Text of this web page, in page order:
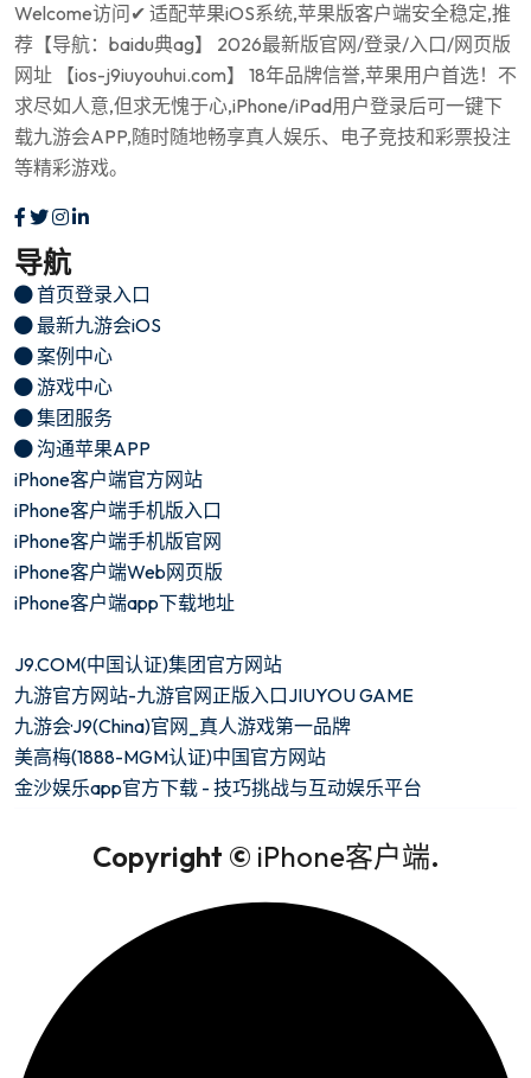
Welcome访问✔ 适配苹果iOS系统,苹果版客户端安全稳定,推
荐【导航：baidu典ag】 2026最新版官网/登录/入口/网页版
网址 【ios-j9iuyouhui.com】 18年品牌信誉,苹果用户首选！不
求尽如人意,但求无愧于心,iPhone/iPad用户登录后可一键下
载九游会APP,随时随地畅享真人娱乐、电子竞技和彩票投注
等精彩游戏。
导航
首页登录入口
最新九游会iOS
案例中心
游戏中心
集团服务
沟通苹果APP
iPhone客户端官方网站
iPhone客户端手机版入口
iPhone客户端手机版官网
iPhone客户端Web网页版
iPhone客户端app下载地址
J9.COM(中国认证)集团官方网站
九游官方网站-九游官网正版入口JIUYOU GAME
九游会·J9(China)官网_真人游戏第一品牌
美高梅(1888-MGM认证)中国官方网站
金沙娱乐app官方下载 - 技巧挑战与互动娱乐平台
Copyright © iPhone客户端.